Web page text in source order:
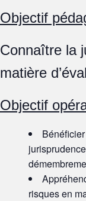
Objectif
Connaître la
matière
Objectif
risques en